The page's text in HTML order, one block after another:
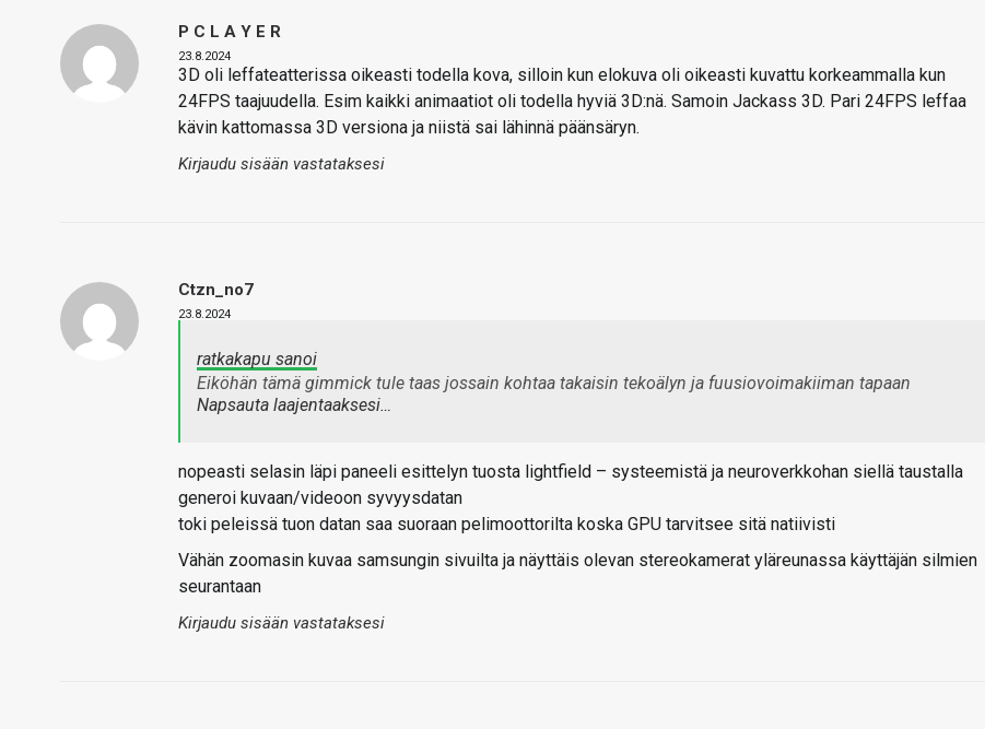
P C L A Y E R
23.8.2024
3D oli leffateatterissa oikeasti todella kova, silloin kun elokuva oli oikeasti kuvattu korkeammalla kun
24FPS taajuudella. Esim kaikki animaatiot oli todella hyviä 3D:nä. Samoin Jackass 3D. Pari 24FPS leffaa
kävin kattomassa 3D versiona ja niistä sai lähinnä päänsäryn.
Kirjaudu sisään vastataksesi
Ctzn_no7
23.8.2024
ratkakapu sanoi
Eiköhän tämä gimmick tule taas jossain kohtaa takaisin tekoälyn ja fuusiovoimakiiman tapaan
Napsauta laajentaaksesi…
nopeasti selasin läpi paneeli esittelyn tuosta lightfield – systeemistä ja neuroverkkohan siellä taustalla
generoi kuvaan/videoon syvyysdatan
toki peleissä tuon datan saa suoraan pelimoottorilta koska GPU tarvitsee sitä natiivisti
Vähän zoomasin kuvaa samsungin sivuilta ja näyttäis olevan stereokamerat yläreunassa käyttäjän silmien
seurantaan
Kirjaudu sisään vastataksesi